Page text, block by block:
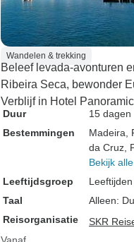
Wandelen & trekking
Beleef levada-avonturen
Ribeira Seca, bewonder
Verblijf in Hotel
Duur
15 dagen
Bestemmingen
Madeira
da Cruz ,
Bekijk
Leeftijdsgroep
Taal
Alleen:
Reisorganisatie
SKR
Vanaf